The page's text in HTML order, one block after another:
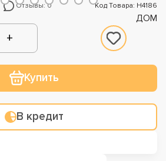
Отзывы: 0 Код Товара: Н4186
ДОМ
Купить
В кредит